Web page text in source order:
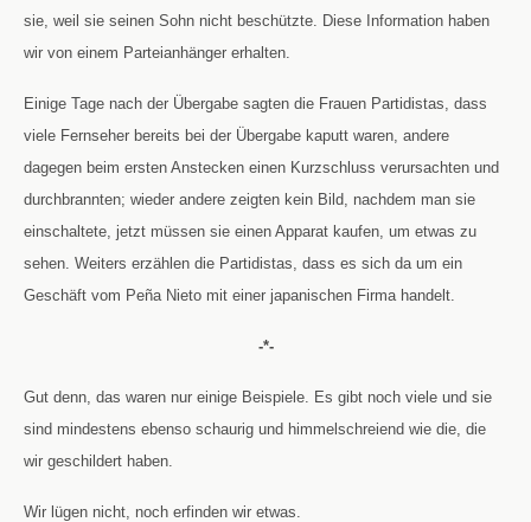
sie, weil sie seinen Sohn nicht beschützte. Diese Information haben
wir von einem Parteianhänger erhalten.
Einige Tage nach der Übergabe sagten die Frauen Partidistas, dass
viele Fernseher bereits bei der Übergabe kaputt waren, andere
dagegen beim ersten Anstecken einen Kurzschluss verursachten und
durchbrannten; wieder andere zeigten kein Bild, nachdem man sie
einschaltete, jetzt müssen sie einen Apparat kaufen, um etwas zu
sehen. Weiters erzählen die Partidistas, dass es sich da um ein
Geschäft vom Peña Nieto mit einer japanischen Firma handelt.
-*-
Gut denn, das waren nur einige Beispiele. Es gibt noch viele und sie
sind mindestens ebenso schaurig und himmelschreiend wie die, die
wir geschildert haben.
Wir lügen nicht, noch erfinden wir etwas.